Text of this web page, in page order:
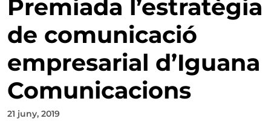
Premiada l’estratègia
de comunicació
empresarial d’Iguana
Comunicacions
21 juny, 2019